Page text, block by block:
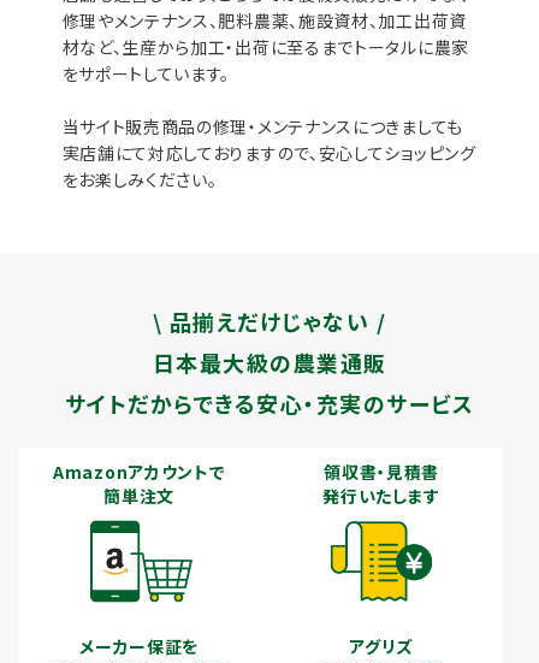
修理やメンテナンス、肥料農薬、施設資材、加工出荷資
材など、生産から加工・出荷に至るまでトータルに農家
をサポートしています。
当サイト販売商品の修理・メンテナンスにつきましても
実店舗にて対応しておりますので、安心してショッピング
をお楽しみください。
\ 品揃えだけじゃない /
日本最大級の農業通販
サイトだからできる安心・充実のサービス
Amazonアカウントで
簡単注文
領収書・見積書
発行いたします
メーカー保証を
アグリズ